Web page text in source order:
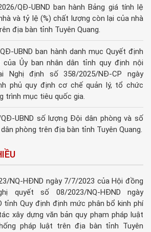
QĐ-UBND ban hành Bảng giá tính lệ
và tỷ lệ (%) chất lượng còn lại của nhà
địa bàn tỉnh Tuyên Quang.
UBND ban hành danh mục Quyết định
của Ủy ban nhân dân tỉnh quy định nội
Nghị định số 358/2025/NĐ-CP ngày
phủ quy định cơ chế quản lý, tổ chức
trình mục tiêu quốc gia.
UBND số lượng Đội dân phòng và số
phòng trên địa bàn tỉnh Tuyên Quang.
NQ-HĐND ngày 7/7/2023 của Hội đồng
quyết số 08/2023/NQ-HĐND ngày
tỉnh Quy định định mức phân bổ kinh phí
xây dựng văn bản quy phạm pháp luật
pháp luật trên địa bàn tỉnh Tuyên